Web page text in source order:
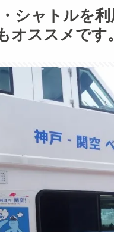
シャトルを
オススメです。